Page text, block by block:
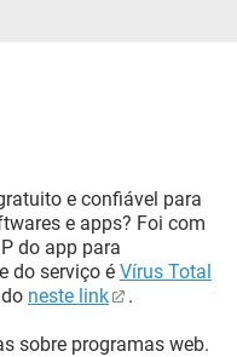
e confiável para
e apps? Foi com
do app para
do serviço é Vírus Total
neste link .
sobre programas web.